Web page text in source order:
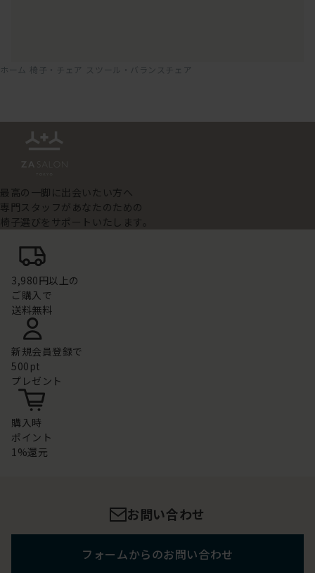
ホーム 椅子・チェア スツール・バランスチェア
最高の一脚に出会いたい方へ
専門スタッフがあなたのための
椅子選びをサポートいたします。
3,980円以上の
ご購入で
送料無料
新規会員登録で
500pt
プレゼント
購入時
ポイント
1%還元
お問い合わせ
フォームからのお問い合わせ